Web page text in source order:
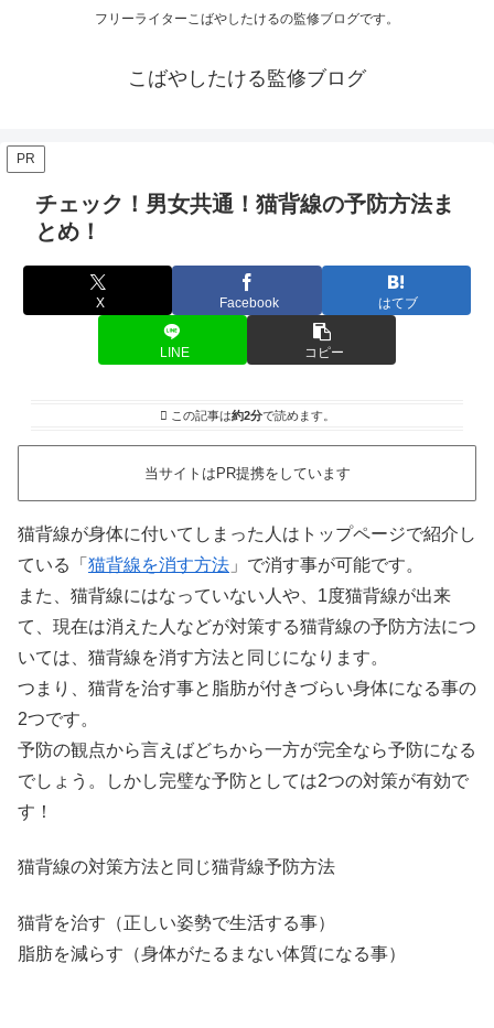
フリーライターこばやしたけるの監修ブログです。
こばやしたける監修ブログ
PR
チェック！男女共通！猫背線の予防方法ま
とめ！
X Facebook はてブ
LINE コピー
この記事は約2分で読めます。
当サイトはPR提携をしています
猫背線が身体に付いてしまった人はトップページで紹介し
ている「 猫背線を消す方法 」で消す事が可能です。
また、猫背線にはなっていない人や、1度猫背線が出来
て、現在は消えた人などが対策する猫背線の予防方法につ
いては、猫背線を消す方法と同じになります。
つまり、猫背を治す事と脂肪が付きづらい身体になる事の
2つです。
予防の観点から言えばどちから一方が完全なら予防になる
でしょう。しかし完璧な予防としては2つの対策が有効で
す！
猫背線の対策方法と同じ猫背線予防方法
猫背を治す（正しい姿勢で生活する事）
脂肪を減らす（身体がたるまない体質になる事）